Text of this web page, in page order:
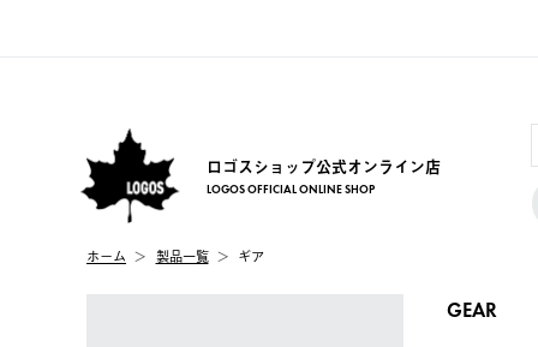
ロゴスショップ公式オンライン店
LOGOS OFFICIAL ONLINE SHOP
ホーム 製品一覧 ギア
GEAR